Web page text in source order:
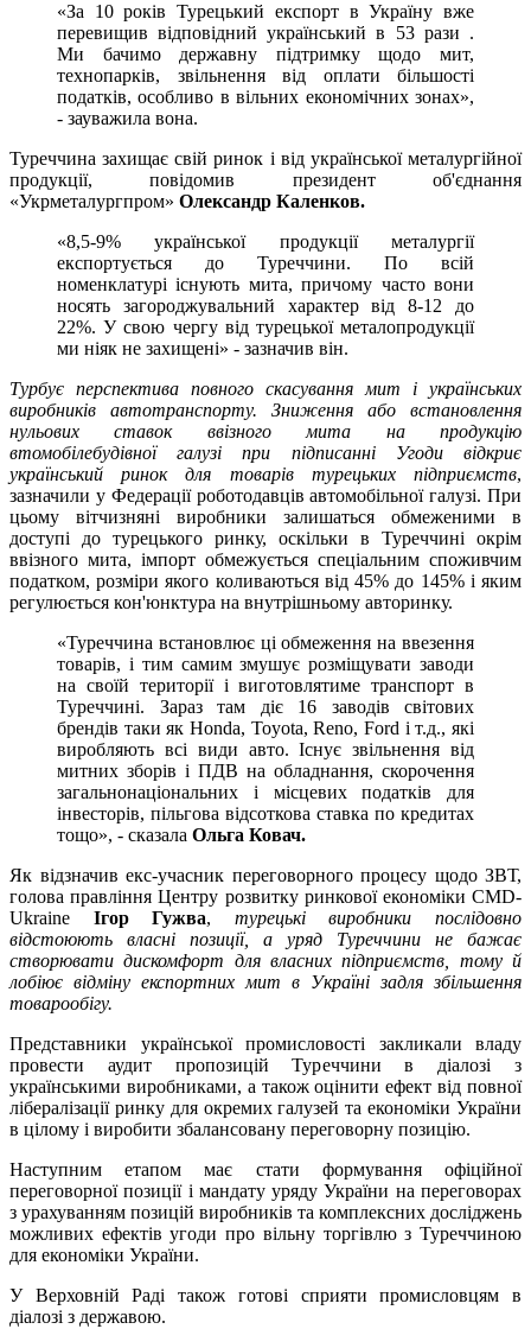
«За 10 років Турецький експорт в Україну вже
перевищив відповідний український в 53 рази .
Ми бачимо державну підтримку щодо мит,
технопарків, звільнення від оплати більшості
податків, особливо в вільних економічних зонах»,
- зауважила вона.
Туреччина захищає свій ринок і від української металургійної
продукції, повідомив президент об'єднання
«Укрметалургпром» Олександр Каленков.
«8,5-9% української продукції металургії
експортується до Туреччини. По всій
номенклатурі існують мита, причому часто вони
носять загороджувальний характер від 8-12 до
22%. У свою чергу від турецької металопродукції
ми ніяк не захищені» - зазначив він.
Турбує перспектива повного скасування мит і українських
виробників автотранспорту. Зниження або встановлення
нульових ставок ввізного мита на продукцію
втомобілебудівної галузі при підписанні Угоди відкриє
український ринок для товарів турецьких підприємств,
зазначили у Федерації роботодавців автомобільної галузі. При
цьому вітчизняні виробники залишаться обмеженими в
доступі до турецького ринку, оскільки в Туреччині окрім
ввізного мита, імпорт обмежується спеціальним споживчим
податком, розміри якого коливаються від 45% до 145% і яким
регулюється кон'юнктура на внутрішньому авторинку.
«Туреччина встановлює ці обмеження на ввезення
товарів, і тим самим змушує розміщувати заводи
на своїй території і виготовлятиме транспорт в
Туреччині. Зараз там діє 16 заводів світових
брендів таки як Honda, Toyota, Reno, Ford і т.д., які
виробляють всі види авто. Існує звільнення від
митних зборів і ПДВ на обладнання, скорочення
загальнонаціональних і місцевих податків для
інвесторів, пільгова відсоткова ставка по кредитах
тощо», - сказала Ольга Ковач.
Як відзначив екс-учасник переговорного процесу щодо ЗВТ,
голова правління Центру розвитку ринкової економіки CMD-
Ukraine Ігор Гужва, турецькі виробники послідовно
відстоюють власні позиції, а уряд Туреччини не бажає
створювати дискомфорт для власних підприємств, тому й
лобіює відміну експортних мит в Україні задля збільшення
товарообігу.
Представники української промисловості закликали владу
провести аудит пропозицій Туреччини в діалозі з
українськими виробниками, а також оцінити ефект від повної
лібералізації ринку для окремих галузей та економіки України
в цілому і виробити збалансовану переговорну позицію.
Наступним етапом має стати формування офіційної
переговорної позиції і мандату уряду України на переговорах
з урахуванням позицій виробників та комплексних досліджень
можливих ефектів угоди про вільну торгівлю з Туреччиною
для економіки України.
У Верховній Раді також готові сприяти промисловцям в
діалозі з державою.